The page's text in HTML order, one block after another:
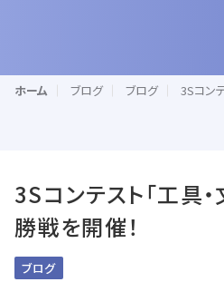
ホーム ブログ ブログ 3Sコン
3Sコンテスト「工具
勝戦を開催！
ブログ